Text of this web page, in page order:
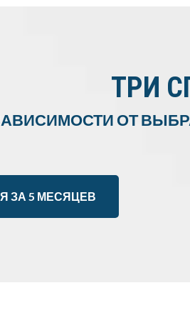
ТРИ
ОТ
ЗА 5 МЕСЯЦЕВ